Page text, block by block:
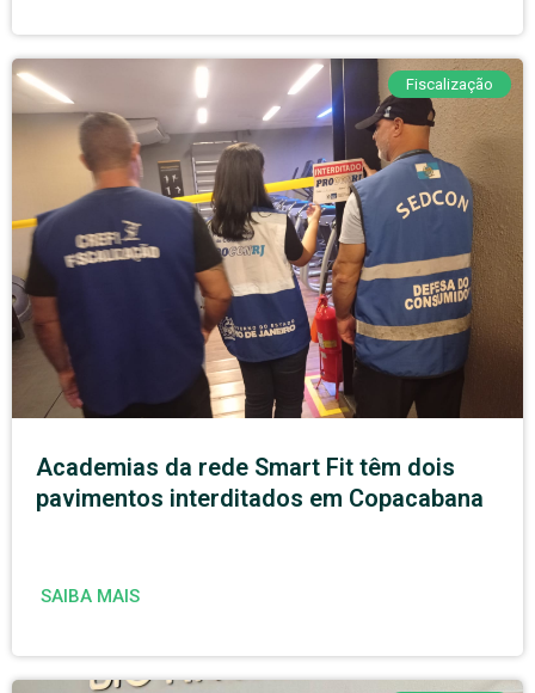
Fiscalização
Academias da rede Smart Fit têm dois
pavimentos interditados em Copacabana
SAIBA MAIS